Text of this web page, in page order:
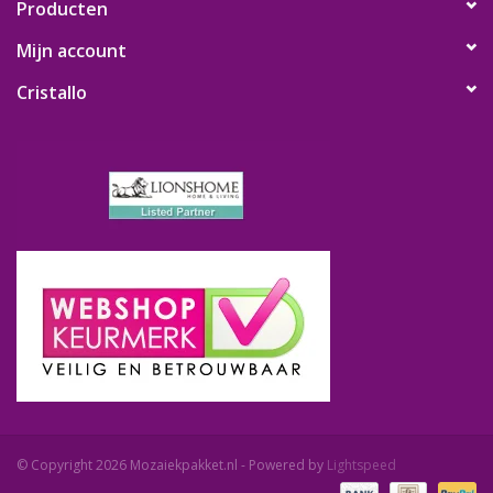
Vario mozaieksteentjes (in de kleur donkergroen)
Mozaieklijm in gebruiksvriendelijk flesje
Spons
3 waxinelichtjes
Werkbeschrijving
Van de mozaieksteentjes, mozaieklijm en mozaiekvoegsel is
Open hier de werkbeschrijving (ook bij knutselpakketten
bijgevoegd)
Producten
Mijn account
Cristallo
© Copyright 2026 Mozaiekpakket.nl - Powered by Lightspeed